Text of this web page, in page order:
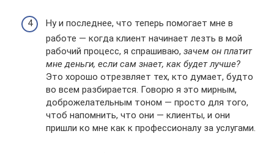
Ну и последнее, что теперь помогает мне в
работе — когда клиент начинает лезть в мой
рабочий процесс, я спрашиваю, зачем он платит
мне деньги, если сам знает, как будет лучше?
Это хорошо отрезвляет тех, кто думает, будто
во всем разбирается. Говорю я это мирным,
доброжелательным тоном — просто для того,
чтоб напомнить, что они — клиенты, и они
пришли ко мне как к профессионалу за услугами.